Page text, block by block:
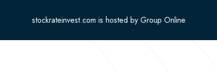
stockrateinvest.com is hosted by Group Online